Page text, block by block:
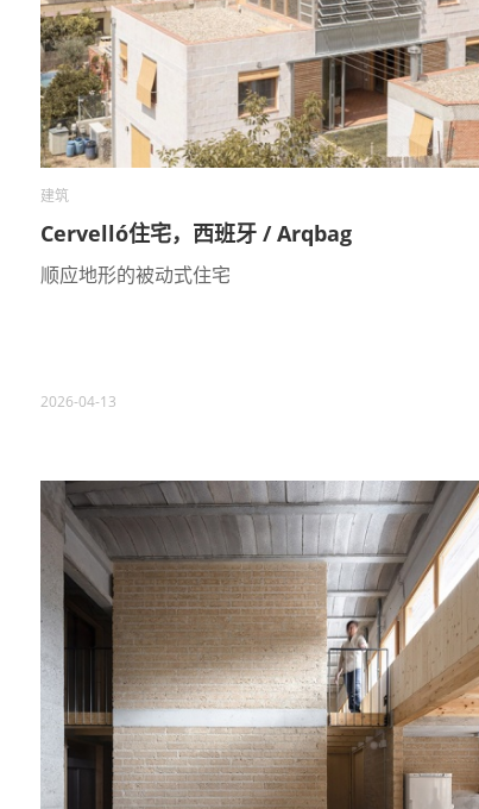
建筑
Cervelló住宅，西班牙 / Arqbag
顺应地形的被动式住宅
2026-04-13